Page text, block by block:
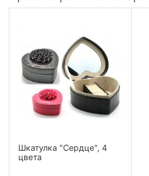
Шкатулка "Сердце", 4
цвета